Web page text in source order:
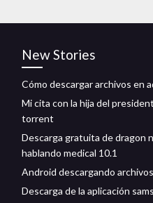
New Stories
Cómo descargar archivos en
Mi cita con la hija del
torrent
Descarga gratuita de dragon
hablando medical 10.1
Android descargando
Descarga de la aplicación